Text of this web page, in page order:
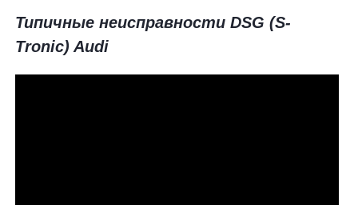
Типичные неисправности DSG (S-
Tronic) Audi